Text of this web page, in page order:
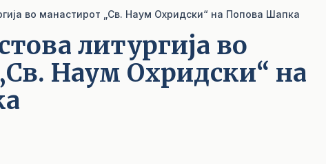
во манастирот „Св. Наум Охридски“ на Попова Шапка
литургија во
Наум Охридски“ на